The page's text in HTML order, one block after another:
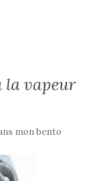
la vapeur
mon bento